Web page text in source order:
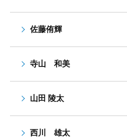
佐藤侑輝
寺山 和美
山田 陵太
西川 雄太